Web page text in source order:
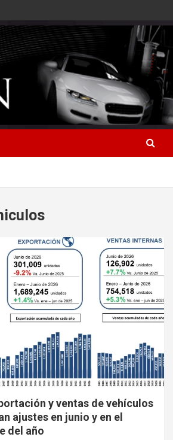
y ventas de vehículos
ajustes en junio y en el
del año